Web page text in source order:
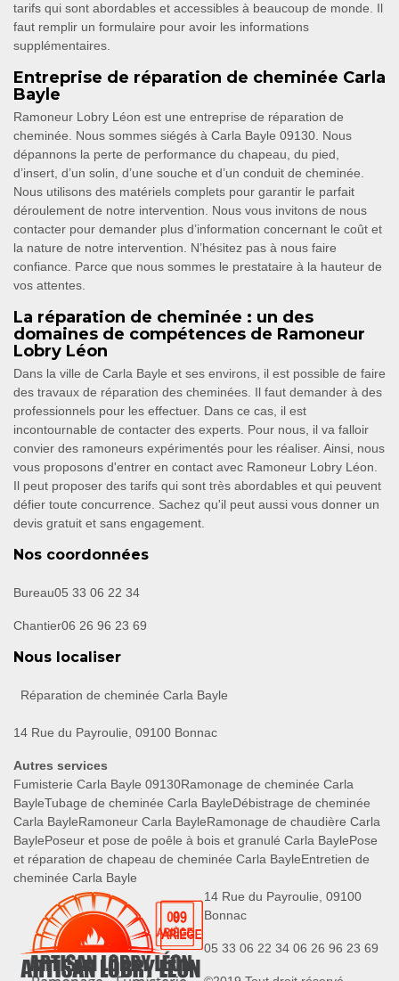
tarifs qui sont abordables et accessibles à beaucoup de monde. Il
faut remplir un formulaire pour avoir les informations
supplémentaires.
Entreprise de réparation de cheminée Carla
Bayle
Ramoneur Lobry Léon est une entreprise de réparation de
cheminée. Nous sommes siégés à Carla Bayle 09130. Nous
dépannons la perte de performance du chapeau, du pied,
d’insert, d’un solin, d’une souche et d’un conduit de cheminée.
Nous utilisons des matériels complets pour garantir le parfait
déroulement de notre intervention. Nous vous invitons de nous
contacter pour demander plus d’information concernant le coût et
la nature de notre intervention. N’hésitez pas à nous faire
confiance. Parce que nous sommes le prestataire à la hauteur de
vos attentes.
La réparation de cheminée : un des
domaines de compétences de Ramoneur
Lobry Léon
Dans la ville de Carla Bayle et ses environs, il est possible de faire
des travaux de réparation des cheminées. Il faut demander à des
professionnels pour les effectuer. Dans ce cas, il est
incontournable de contacter des experts. Pour nous, il va falloir
convier des ramoneurs expérimentés pour les réaliser. Ainsi, nous
vous proposons d'entrer en contact avec Ramoneur Lobry Léon.
Il peut proposer des tarifs qui sont très abordables et qui peuvent
défier toute concurrence. Sachez qu'il peut aussi vous donner un
devis gratuit et sans engagement.
Nos coordonnées
Bureau05 33 06 22 34
Chantier06 26 96 23 69
Nous localiser
Réparation de cheminée Carla Bayle
14 Rue du Payroulie, 09100 Bonnac
Autres services
Fumisterie Carla Bayle 09130Ramonage de cheminée Carla
BayleTubage de cheminée Carla BayleDébistrage de cheminée
Carla BayleRamoneur Carla BayleRamonage de chaudière Carla
BaylePoseur et pose de poêle à bois et granulé Carla BaylePose
et réparation de chapeau de cheminée Carla BayleEntretien de
cheminée Carla Bayle
14 Rue du Payroulie, 09100
Bonnac
05 33 06 22 34 06 26 96 23 69